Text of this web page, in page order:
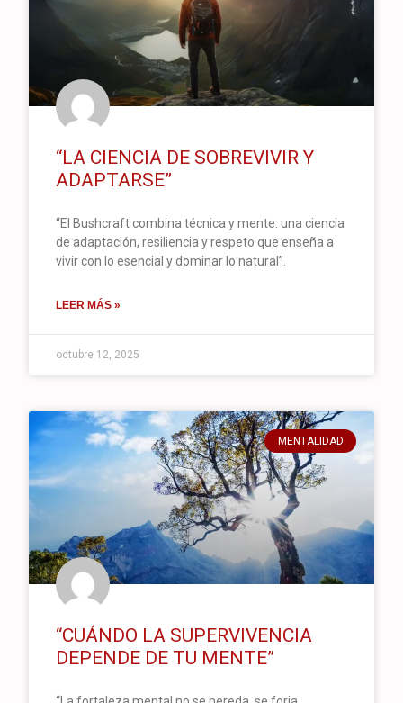
“LA CIENCIA DE SOBREVIVIR Y
ADAPTARSE”
“El Bushcraft combina técnica y mente: una ciencia
de adaptación, resiliencia y respeto que enseña a
vivir con lo esencial y dominar lo natural”.
LEER MÁS »
octubre 12, 2025
MENTALIDAD
“CUÁNDO LA SUPERVIVENCIA
DEPENDE DE TU MENTE”